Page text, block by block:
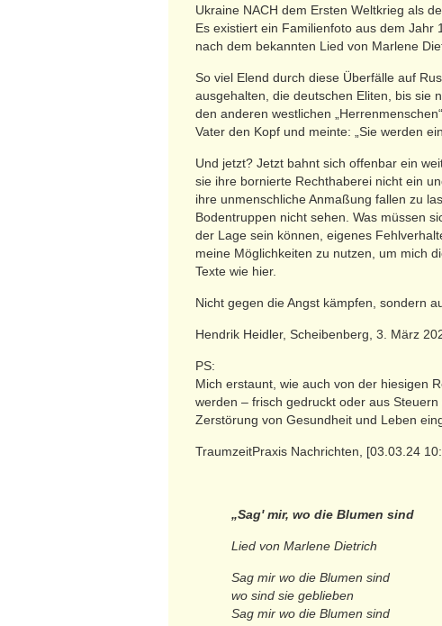
Ukraine NACH dem Ersten Weltkrieg als
Es existiert ein Familienfoto aus dem
nach dem bekannten Lied von Marlene
So viel Elend durch diese Überfälle auf
ausgehalten, die deutschen Eliten, bis sie
den anderen westlichen
Vater den Kopf und meinte: „Sie werden
Und jetzt? Jetzt bahnt sich offenbar ein
sie ihre bornierte Rechthaberei nicht ein
ihre unmenschliche Anmaßung fallen zu
Bodentruppen nicht sehen. Was müssen
der Lage sein können, eigenes
meine Möglichkeiten zu nutzen, um mich
Texte wie hier.
Nicht gegen die Angst kämpfen, sondern
Hendrik Heidler, Scheibenberg, 3. März
PS:
Mich erstaunt, wie auch von der hiesigen
werden – frisch gedruckt oder aus
Zerstörung von Gesundheit und Leben
TraumzeitPraxis Nachrichten, [03.03.24
„Sag' mir, wo die Blumen sind
Lied von Marlene Dietrich
Sag mir wo die Blumen sind
wo sind sie geblieben
Sag mir wo die Blumen sind